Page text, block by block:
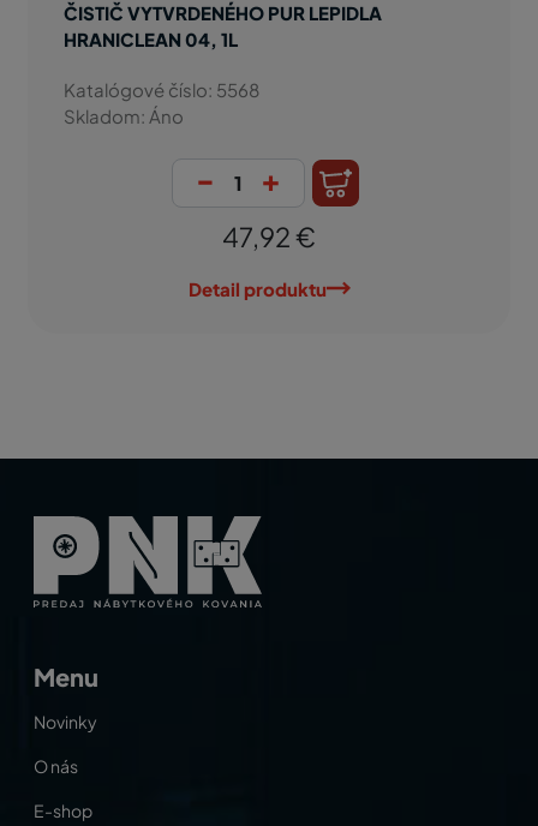
ČISTIČ VYTVRDENÉHO PUR LEPIDLA
HRANICLEAN 04, 1L
Katalógové číslo: 5568
Skladom: Áno
- +
47,92 €
Detail produktu
Menu
Novinky
O nás
E-shop